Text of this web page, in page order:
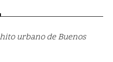
urbano de Buenos